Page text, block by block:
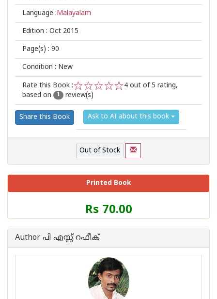
Language :Malayalam
Edition : Oct 2015
Page(s) : 90
Condition : New
Rate this Book :
2
1
4 out of 5 rating,
based on
1 review(s)
Share this Book Ask to AI about this book
Out of Stock
Printed Book
Price
of
Book
Rs 70.00
Author പി എസ്സ് റഫീക്‍